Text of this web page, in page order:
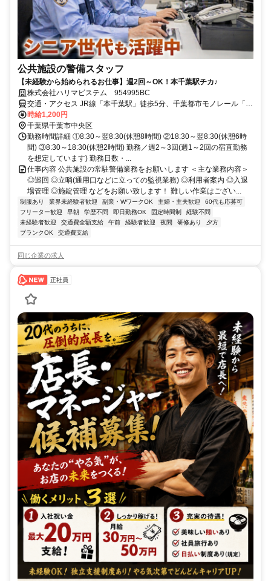
公共施設の警備スタッフ
【未経験から始められるお仕事】週2回～OK！本千葉駅チカ♪
株式会社ハリマビステム 954995BC
交通・アクセス JR線「本千葉駅」徒歩5分、千葉都市モノレール「県
庁前駅」徒歩1分、京成線「千葉中央駅」徒歩8分
時給1,200円
千葉県千葉市中央区
勤務時間詳細 ①8:30～翌8:30(休憩8時間) ②18:30～翌8:30(休憩6時
間) ③8:30～18:30(休憩2時間) 勤務／週2～3回(週1～2回の宿直勤務
を想定しています) 勤務日数・...
仕事内容 公共施設の常駐警備業務をお願いします ＜主な業務内容＞
◎巡回 ◎立哨(通用口などに立っての監視業務) ◎利用者案内 ◎入退
場管理 ◎施錠管理 などをお願い致します！ 難しい作業はござい...
制服あり 業界未経験者歓迎 副業・WワークOK 主婦・主夫歓迎
60代も応募可
フリーター歓迎
早朝 学歴不問 即日勤務OK 固定時間制
経験不問
未経験者歓迎
交通費全額支給 午前 経験者歓迎 夜間 研修あり
夕方
ブランクOK
交通費支給
同じ企業の求人
正社員